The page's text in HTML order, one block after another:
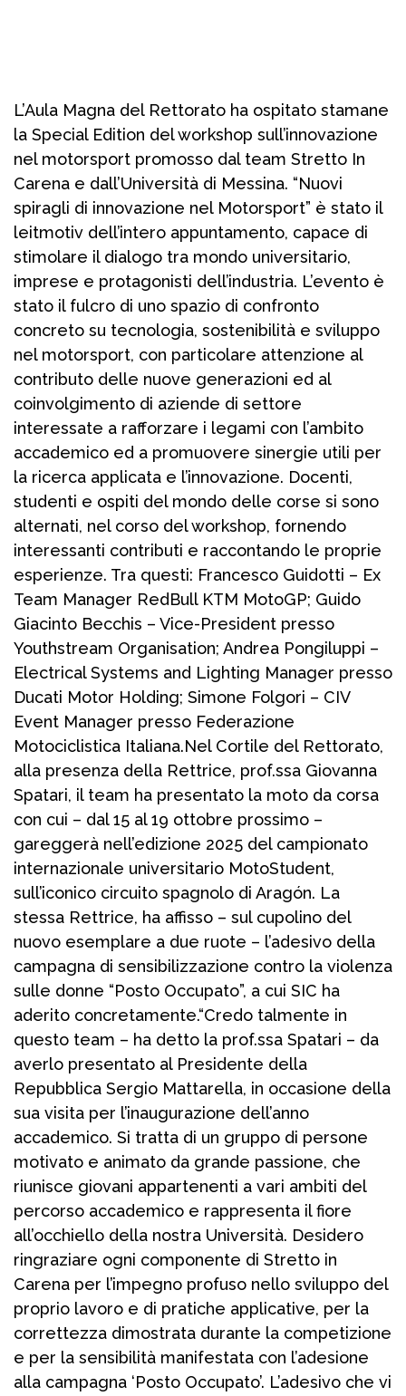
L’Aula Magna del Rettorato ha ospitato stamane
la Special Edition del workshop sull’innovazione
nel motorsport promosso dal team Stretto In
Carena e dall’Università di Messina. “Nuovi
spiragli di innovazione nel Motorsport” è stato il
leitmotiv dell’intero appuntamento, capace di
stimolare il dialogo tra mondo universitario,
imprese e protagonisti dell’industria. L’evento è
stato il fulcro di uno spazio di confronto
concreto su tecnologia, sostenibilità e sviluppo
nel motorsport, con particolare attenzione al
contributo delle nuove generazioni ed al
coinvolgimento di aziende di settore
interessate a rafforzare i legami con l’ambito
accademico ed a promuovere sinergie utili per
la ricerca applicata e l’innovazione. Docenti,
studenti e ospiti del mondo delle corse si sono
alternati, nel corso del workshop, fornendo
interessanti contributi e raccontando le proprie
esperienze. Tra questi: Francesco Guidotti – Ex
Team Manager RedBull KTM MotoGP; Guido
Giacinto Becchis – Vice-President presso
Youthstream Organisation; Andrea Pongiluppi –
Electrical Systems and Lighting Manager presso
Ducati Motor Holding; Simone Folgori – CIV
Event Manager presso Federazione
Motociclistica Italiana.Nel Cortile del Rettorato,
alla presenza della Rettrice, prof.ssa Giovanna
Spatari, il team ha presentato la moto da corsa
con cui – dal 15 al 19 ottobre prossimo –
gareggerà nell’edizione 2025 del campionato
internazionale universitario MotoStudent,
sull’iconico circuito spagnolo di Aragón. La
stessa Rettrice, ha affisso – sul cupolino del
nuovo esemplare a due ruote – l’adesivo della
campagna di sensibilizzazione contro la violenza
sulle donne “Posto Occupato”, a cui SIC ha
aderito concretamente.“Credo talmente in
questo team – ha detto la prof.ssa Spatari – da
averlo presentato al Presidente della
Repubblica Sergio Mattarella, in occasione della
sua visita per l’inaugurazione dell’anno
accademico. Si tratta di un gruppo di persone
motivato e animato da grande passione, che
riunisce giovani appartenenti a vari ambiti del
percorso accademico e rappresenta il fiore
all’occhiello della nostra Università. Desidero
ringraziare ogni componente di Stretto in
Carena per l’impegno profuso nello sviluppo del
proprio lavoro e di pratiche applicative, per la
correttezza dimostrata durante la competizione
e per la sensibilità manifestata con l’adesione
alla campagna ‘Posto Occupato’. L’adesivo che vi